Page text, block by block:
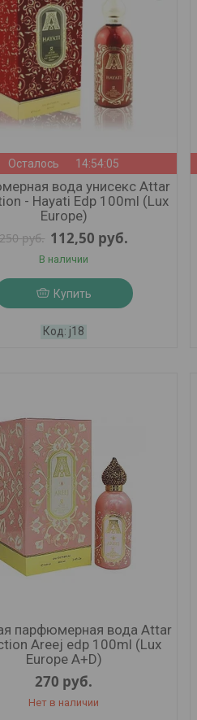
Осталось 14:54:03
вода унисекс Attar
- Hayati Edp 100ml (Lux
Europe)
250руб. 112,50 руб.
В наличии
Купить
j18
парфюмерная вода Attar
Areej edp 100ml (Lux
Europe A+D)
270 руб.
Нет в наличии